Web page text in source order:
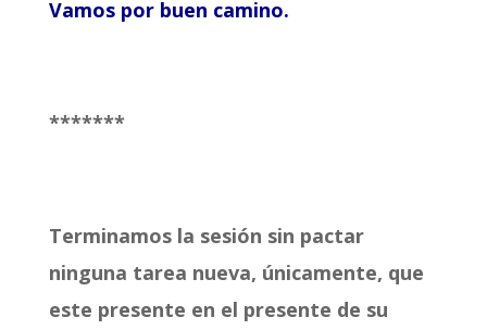
Vamos por buen camino.
*******
Terminamos la sesión sin pactar
ninguna tarea nueva, únicamente, que
este presente en el presente de su